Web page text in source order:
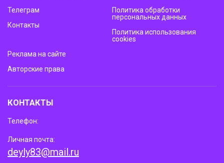
Телеграм
Контакты
Политика обработки
персональных данных
Политика использования
cookies
Реклама на сайте
Авторские права
КОНТАКТЫ
Телефон:
Личная почта:
deyly83@mail.ru